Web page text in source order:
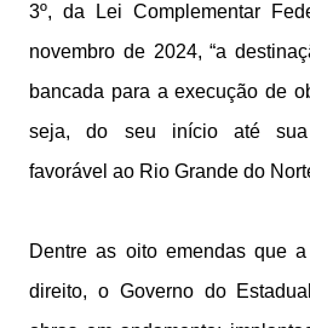
3º, da Lei Complementar
novembro de 2024, “a
bancada para a execução de
seja, do seu início até sua
favorável ao Rio Grande do
Dentre as oito emendas que
direito, o Governo do